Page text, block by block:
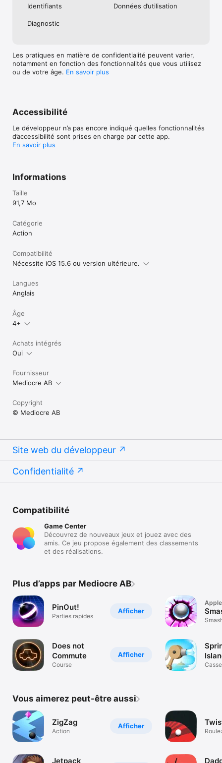
Identifiants
Données d’utilisation
Diagnostic
Les pratiques en matière de confidentialité peuvent varier,
notamment en fonction des fonctionnalités que vous utilisez
ou de votre âge. En savoir plus
Accessibilité
Le développeur n’a pas encore indiqué quelles fonctionnalités
d’accessibilité sont prises en charge par cette app.
En savoir plus
Informations
Taille
91,7 Mo
Catégorie
Action
Compatibilité
Nécessite iOS 15.6 ou version ultérieure.
Langues
Anglais
Âge
4+
Achats intégrés
Oui
Fournisseur
Mediocre AB
Copyright
© Mediocre AB
Site web du développeur
Confidentialité
Compatibilité
Game Center
Découvrez de nouveaux jeux et jouez avec des
amis. Ce jeu propose également des classements
et des réalisations.
Plus d’apps par Mediocre AB
Afficher
PinOut!
Parties rapides
Afficher
Does not
Commute
Course
Vous aimerez peut-être aussi
Afficher
ZigZag
Action
Jetpack